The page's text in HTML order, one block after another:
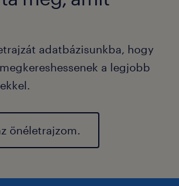
adatbázisunkba, hogy
a legjobb
önéletrajzom.